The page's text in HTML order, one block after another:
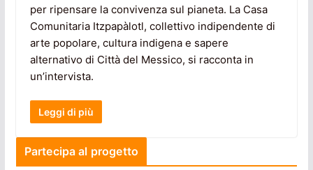
per ripensare la convivenza sul pianeta. La Casa
Comunitaria Itzpapàlotl, collettivo indipendente di
arte popolare, cultura indigena e sapere
alternativo di Città del Messico, si racconta in
un’intervista.
Leggi di più
Partecipa al progetto